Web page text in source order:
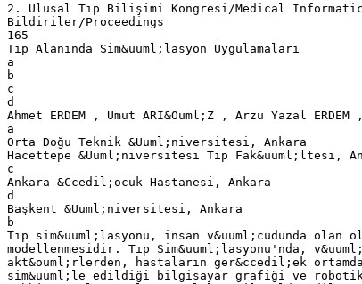
2. Ulusal Tıp Bilişimi Kongresi/Medical
Bildiriler/Proceedings
165
Tıp Alanında Sim&uuml;lasyon Uygulamaları
a
b
c
d
Ahmet ERDEM , Umut ARI&Ouml;Z , Arzu Yazal ERDEM ,
a
Orta Doğu Teknik &Uuml;niversitesi, Ankara
Hacettepe &Uuml;niversitesi Tıp Fak&uuml;ltesi,
c
Ankara &Ccedil;ocuk Hastanesi, Ankara
d
Başkent &Uuml;niversitesi, Ankara
b
Tıp sim&uuml;lasyonu, insan v&uuml;cudunda
modellenmesidir. Tıp Sim&uuml;lasyonu'nda,
akt&ouml;rlerden, hastaların ger&ccedil;ek
sim&uuml;le edildiği bilgisayar grafiği ve